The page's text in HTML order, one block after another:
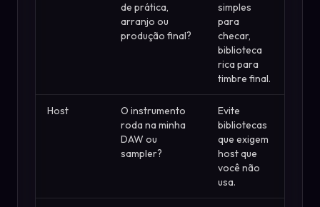
de prática,
arranjo ou
produção final?
simples
para
checar,
biblioteca
rica para
timbre final.
Host
O instrumento
roda na minha
DAW ou
sampler?
Evite
bibliotecas
que exigem
host que
você não
usa.